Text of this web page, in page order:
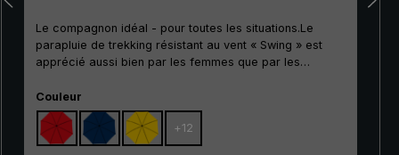
Le compagnon idéal - pour toutes les situations.Le
parapluie de trekking résistant au vent « Swing » est
apprécié aussi bien par les femmes que par les
son bon rapport qualité-prix, ce classique convient
particulièrement bien comme modèle d'entrée de
gamme. Ses baleines à 100 % en fibre de verre sont
très flexible et se distinguent par leur excellente
Sélectionnez
Couleur
+ 12